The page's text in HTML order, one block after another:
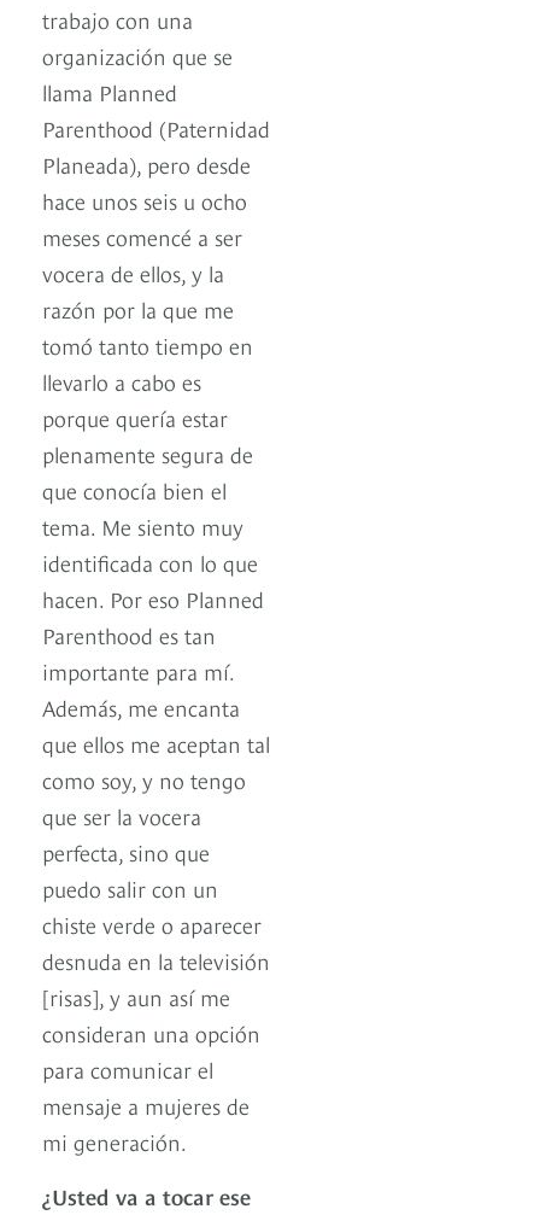
trabajo con una
organización que se
llama Planned
Parenthood (Paternidad
Planeada), pero desde
hace unos seis u ocho
meses comencé a ser
vocera de ellos, y la
razón por la que me
tomó tanto tiempo en
llevarlo a cabo es
porque quería estar
plenamente segura de
que conocía bien el
tema. Me siento muy
identificada con lo que
hacen. Por eso Planned
Parenthood es tan
importante para mí.
Además, me encanta
que ellos me aceptan tal
como soy, y no tengo
que ser la vocera
perfecta, sino que
puedo salir con un
chiste verde o aparecer
desnuda en la televisión
[risas], y aun así me
consideran una opción
para comunicar el
mensaje a mujeres de
mi generación.
¿Usted va a tocar ese